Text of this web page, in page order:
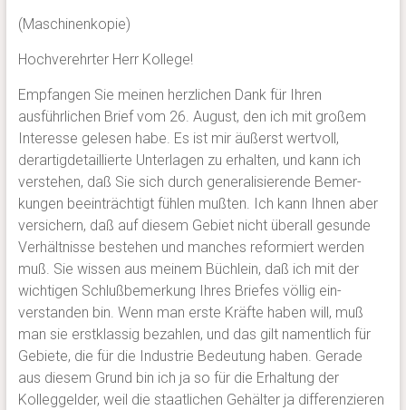
(Maschinenkopie)
Hochverehrter Herr Kollege!
Empfangen Sie meinen herzlichen Dank für Ihren
ausführlichen Brief vom 26. August, den ich mit großem
Interesse gelesen habe. Es ist mir äußerst wertvoll,
derartigdetaillierte Unterlagen zu erhalten, und kann ich
verstehen, daß Sie sich durch generalisierende Bemer-
kungen beeinträchtigt fühlen mußten. Ich kann Ihnen aber
versichern, daß auf diesem Gebiet nicht überall gesunde
Verhältnisse bestehen und manches reformiert werden
muß. Sie wissen aus meinem Büchlein, daß ich mit der
wichtigen Schlußbemerkung Ihres Briefes völlig ein-
verstanden bin. Wenn man erste Kräfte haben will, muß
man sie erstklassig bezahlen, und das gilt namentlich für
Gebiete, die für die Industrie Bedeutung haben. Gerade
aus diesem Grund bin ich ja so für die Erhaltung der
Kolleggelder, weil die staatlichen Gehälter ja differenzieren